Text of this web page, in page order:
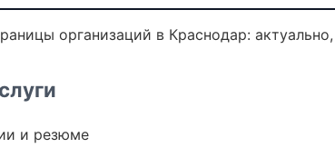
организаций в Краснодар:
и резюме